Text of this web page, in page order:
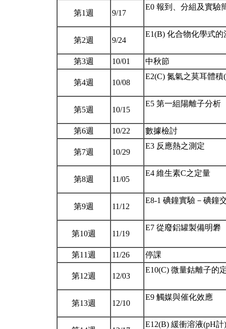
第1週 9/17
E0 報到、分組及實驗
第2週 9/24
E1(B) 化合物化學式
第3週 10/01 中秋節
第4週 10/08
E2(C) 氮氣之莫耳體積
第5週 10/15
E5 第一組陽離子分析
第6週 10/22 數據檢討
第7週 10/29
E3 反應熱之測定
第8週 11/05
E4 維生素C之定量
第9週 11/12
E8-1 碘鐘實驗－碘鐘
第10週 11/19
E7 從廢鋁罐製備明礬
第11週 11/26 停課
第12週 12/03
E10(C) 微量鈷離子的
第13週 12/10
E9 觸媒與催化效應
E12(B) 緩衝溶液(pH計)